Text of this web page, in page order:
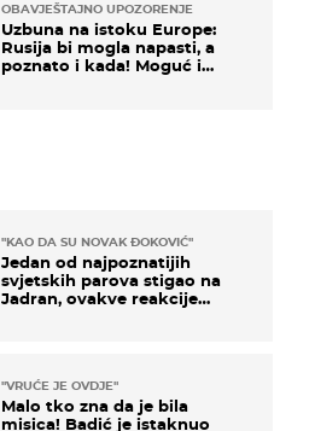
OBAVJEŠTAJNO UPOZORENJE
Uzbuna na istoku Europe:
Rusija bi mogla napasti, a
poznato i kada! Moguć i
"KAO DA SU NOVAK ĐOKOVIĆ"
Jedan od najpoznatijih
svjetskih parova stigao na
Jadran, ovakve reakcije
"VRUĆE JE OVDJE"
Malo tko zna da je bila
misica! Badić je istaknuo